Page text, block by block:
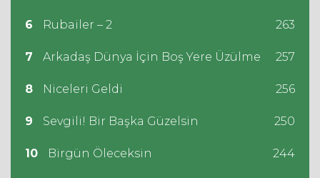
6 Rubailer – 2 263
7 Arkadaş Dünya İçin Boş Yere Üzülme 257
8 Niceleri Geldi 256
9 Sevgili! Bir Başka Güzelsin 250
10 Birgün Öleceksin 244